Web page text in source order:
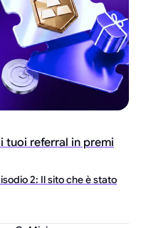
tuoi referral in premi
2: Il sito che è stato